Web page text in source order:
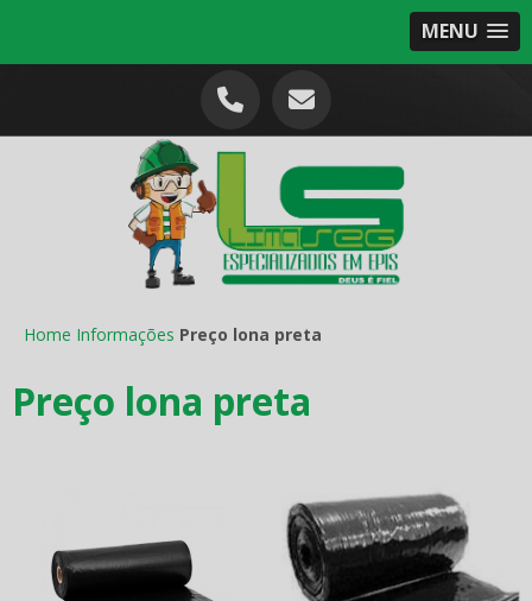
MENU
Home Informações Preço lona preta
Preço lona preta